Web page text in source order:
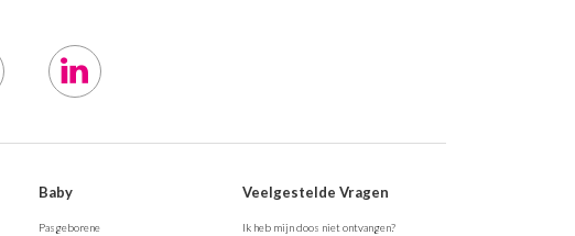
Baby
Pasgeborene
Veelgestelde Vragen
Ik heb mijn doos niet ontvangen?